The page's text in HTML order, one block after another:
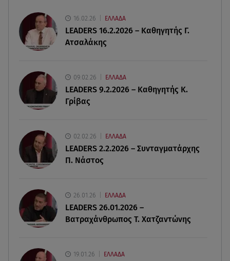
Άκης Παυλόπουλος: Η τρυφερή εξομολόγηση
της συζύγου του, Ελένης Φωτοπούλου
ο ρόλος του «συνδέσμου»
06.08.26 , 20:16
06.08.26 , 20:04
Σαμοθράκη: Συγκλονιστική διάσωση 15χρονης
από δύσβατο φαράγγι
06.08.26 , 19:44
Πότε δεν επιβάλλεται φόρος κληρονομιάς σε
τραπεζικές καταθέσεις
16.02.26 ΕΛΛΑΔΑ
LEADERS 16.2.2026 – Καθηγητής Γ.
Ατσαλάκης
09.02.26 ΕΛΛΑΔΑ
LEADERS 9.2.2026 – Καθηγητής Κ.
Γρίβας
02.02.26 ΕΛΛΑΔΑ
LEADERS 2.2.2026 – Συνταγματάρχης
Π. Νάστος
26.01.26 ΕΛΛΑΔΑ
LEADERS 26.01.2026 –
Βατραχάνθρωπος Τ. Χατζαντώνης
19.01.26 ΕΛΛΑΔΑ